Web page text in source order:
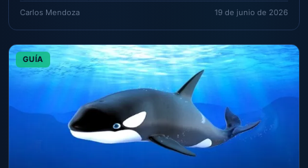
Carlos Mendoza 19 de junio de 2026
GUÍA